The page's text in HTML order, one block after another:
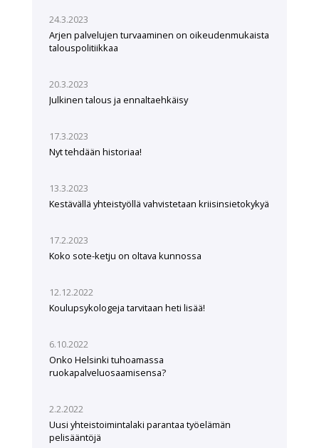
24.3.2023
Arjen palvelujen turvaaminen on oikeudenmukaista
talouspolitiikkaa
20.3.2023
Julkinen talous ja ennaltaehkäisy
17.3.2023
Nyt tehdään historiaa!
13.3.2023
Kestävällä yhteistyöllä vahvistetaan kriisinsietokykyä
17.2.2023
Koko sote-ketju on oltava kunnossa
12.12.2022
Koulupsykologeja tarvitaan heti lisää!
6.10.2022
Onko Helsinki tuhoamassa
ruokapalveluosaamisensa?
2.2.2022
Uusi yhteistoimintalaki parantaa työelämän
pelisääntöjä